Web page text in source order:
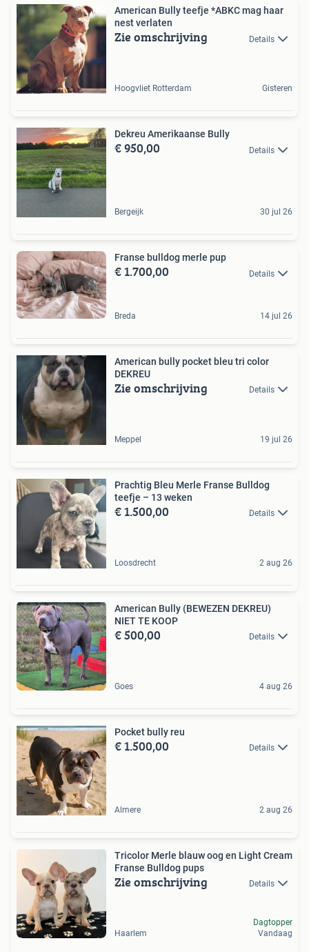
American Bully teefje *ABKC mag haar
nest verlaten
Zie omschrijving Details
Hoogvliet Rotterdam Gisteren
Dekreu Amerikaanse Bully
€ 950,00 Details
Bergeijk 30 jul 26
Franse bulldog merle pup
€ 1.700,00 Details
Breda 14 jul 26
American bully pocket bleu tri color
DEKREU
Zie omschrijving Details
Meppel 19 jul 26
Prachtig Bleu Merle Franse Bulldog
teefje – 13 weken
€ 1.500,00 Details
Loosdrecht 2 aug 26
American Bully (BEWEZEN DEKREU)
NIET TE KOOP
€ 500,00 Details
Goes 4 aug 26
Pocket bully reu
€ 1.500,00 Details
Almere 2 aug 26
Tricolor Merle blauw oog en Light Cream
Franse Bulldog pups
Zie omschrijving Details
Haarlem
Dagtopper
Vandaag